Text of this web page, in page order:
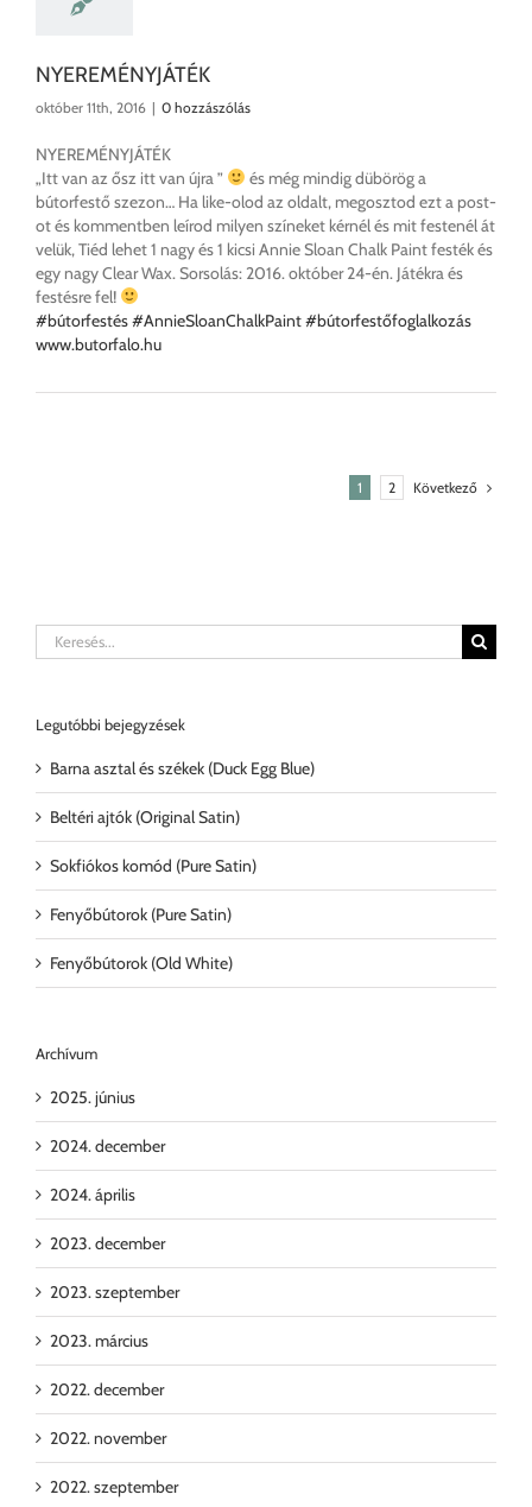
NYEREMÉNYJÁTÉK
október 11th, 2016 | 0 hozzászólás
NYEREMÉNYJÁTÉK
„Itt van az ősz itt van újra ”
és még mindig dübörög a
bútorfestő szezon… Ha like-olod az oldalt, megosztod ezt a post-
ot és kommentben leírod milyen színeket kérnél és mit festenél át
velük, Tiéd lehet 1 nagy és 1 kicsi Annie Sloan Chalk Paint festék és
egy nagy Clear Wax. Sorsolás: 2016. október 24-én. Játékra és
festésre fel!
#bútorfestés#AnnieSloanChalkPaint#bútorfestőfoglalkozás
www.butorfalo.hu
1 2 Következő
Keresés...
Legutóbbi bejegyzések
Barna asztal és székek (Duck Egg Blue)
Beltéri ajtók (Original Satin)
Sokfiókos komód (Pure Satin)
Fenyőbútorok (Pure Satin)
Fenyőbútorok (Old White)
Archívum
2025. június
2024. december
2024. április
2023. december
2023. szeptember
2023. március
2022. december
2022. november
2022. szeptember